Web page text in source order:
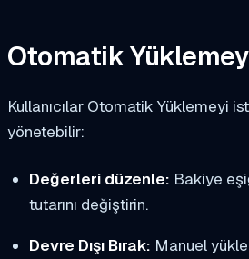
Otomatik
Kullanıcılar Otomatik Yüklemeyi
yönetebilir:
Değerleri düzenle: Bakiye
tutarını değiştirin.
Devre Dışı Bırak: Manuel